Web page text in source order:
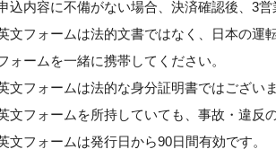
込内容に不備がない場合、決済確認後、3
文フォームは法的文書ではなく、日本の運
ォームを一緒に携帯してください。
文フォームは法的な身分証明書ではござい
文フォームを所持していても、事故・違反
文フォームは発行日から90日間有効です。